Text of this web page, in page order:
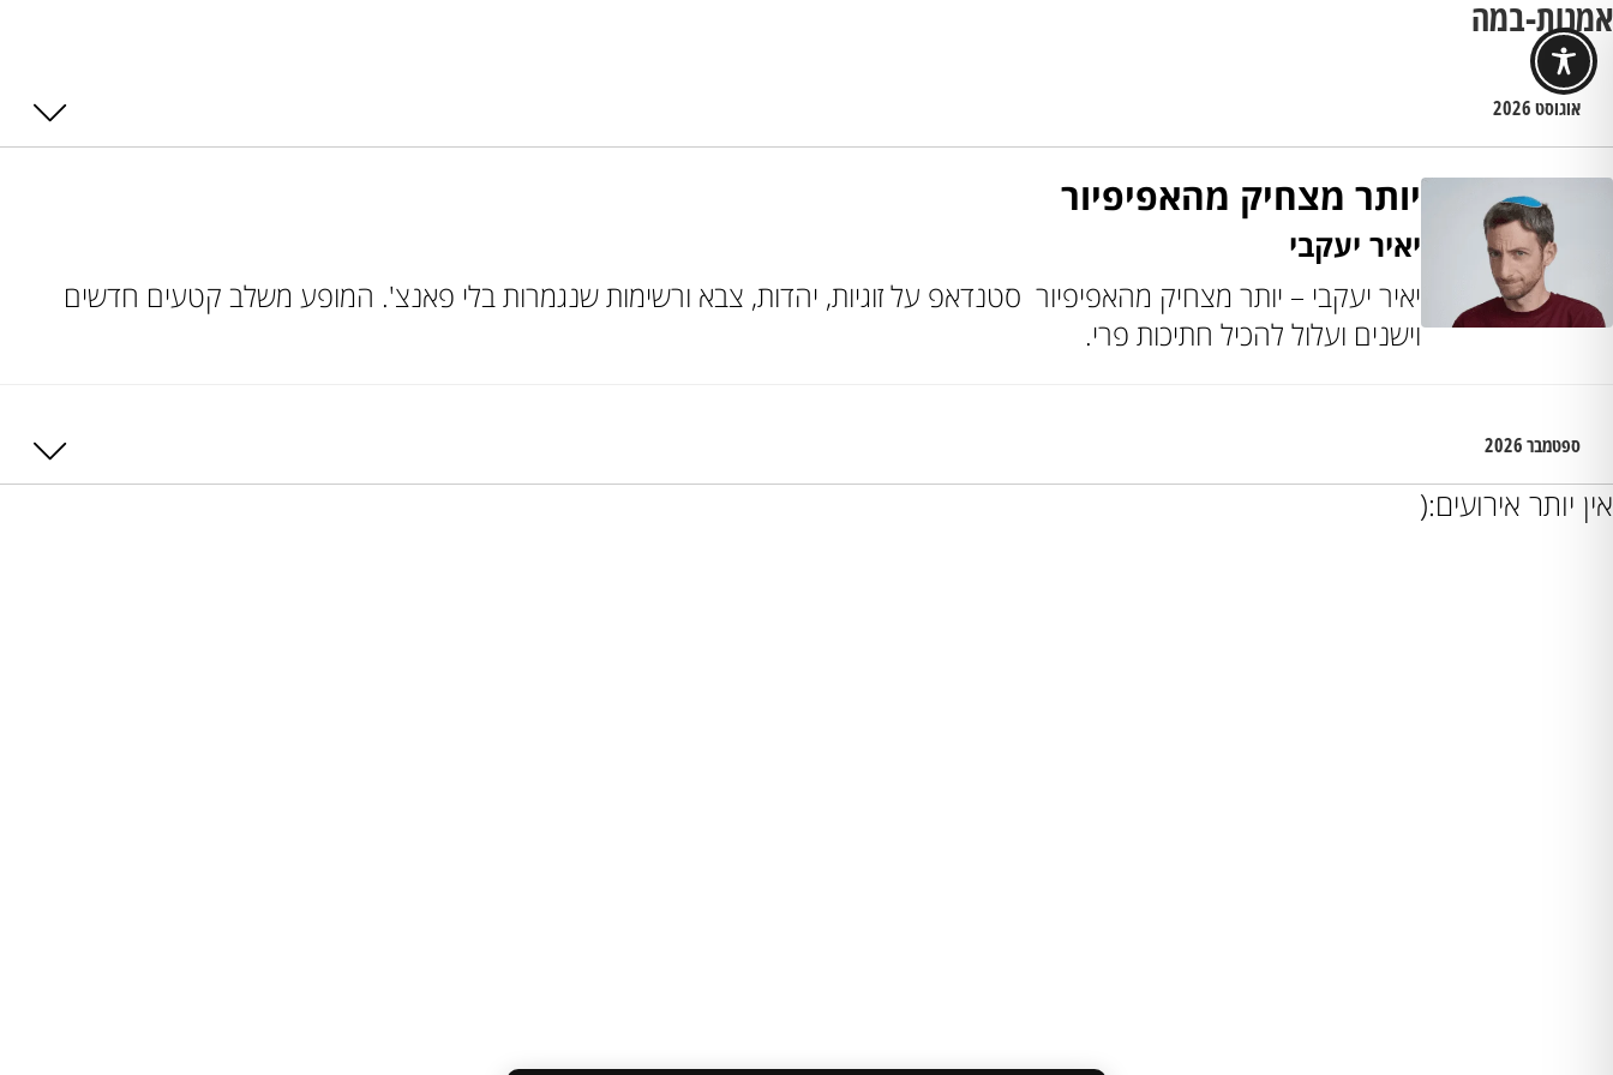
אמנות-במה
אוגוסט 2026
יותר מצחיק מהאפיפיור
יאיר יעקבי
יאיר יעקבי – יותר מצחיק מהאפיפיור ​ סטנדאפ על זוגיות, יהדות, צבא ורשימות שנגמרות בלי פאנצ'. המופע משלב קטעים חדשים
וישנים ועלול להכיל חתיכות פרי.
ספטמבר 2026
אין יותר אירועים:(